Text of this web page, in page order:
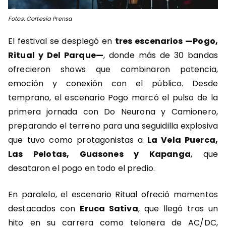
Fotos: Cortesía Prensa
El festival se desplegó en tres escenarios —Pogo,
Ritual y Del Parque—, donde más de 30 bandas
ofrecieron shows que combinaron potencia,
emoción y conexión con el público. Desde
temprano, el escenario Pogo marcó el pulso de la
primera jornada con Do Neurona y Camionero,
preparando el terreno para una seguidilla explosiva
que tuvo como protagonistas a La Vela Puerca,
Las Pelotas, Guasones y Kapanga, que
desataron el pogo en todo el predio.
En paralelo, el escenario Ritual ofreció momentos
destacados con Eruca Sativa, que llegó tras un
hito en su carrera como telonera de AC/DC,